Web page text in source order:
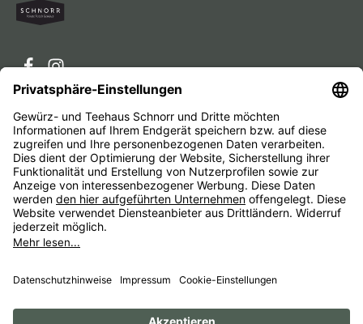
Service-Hotline
Service
Unternehmen
Alle Preise inkl. gesetzl. Mehrwertsteuer zzgl.
anders angegeben.
ImpressumAGBWiderrufsbelehrungenDatenschutz